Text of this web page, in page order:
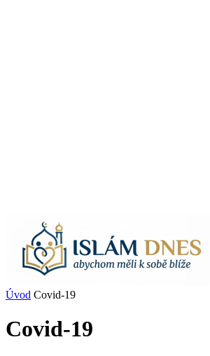
Úvod Covid-19
Covid-19